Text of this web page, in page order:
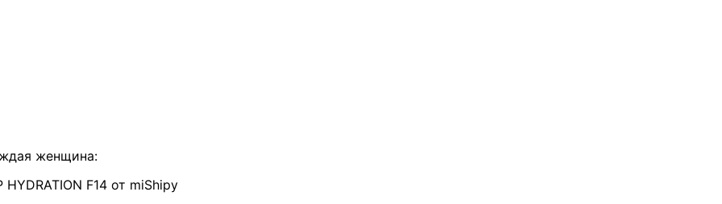
женщина:
F14 от miShipy